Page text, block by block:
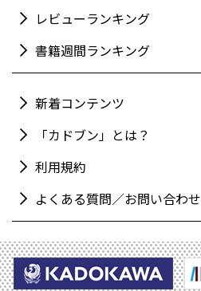
レビューランキング
書籍週間ランキング
新着コンテンツ
「カドブン」とは？
利用規約
よくある質問／お問い合わせ